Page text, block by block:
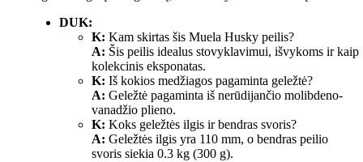
DUK:
K: Kam skirtas šis Muela Husky peilis?
A: Šis peilis idealus stovyklavimui, išvykoms ir kaip
kolekcinis eksponatas.
K: Iš kokios medžiagos pagaminta geležtė?
A: Geležtė pagaminta iš nerūdijančio molibdeno-
vanadžio plieno.
K: Koks geležtės ilgis ir bendras svoris?
A: Geležtės ilgis yra 110 mm, o bendras peilio
svoris siekia 0.3 kg (300 g).